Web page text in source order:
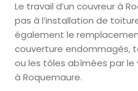
Le travail d’un couvreur à
pas à l’installation de
également le
couverture endommagés,
ou les tôles abîmées par
à Roquemaure.